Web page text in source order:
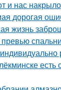
и нас
дорогая
жизнь
есть